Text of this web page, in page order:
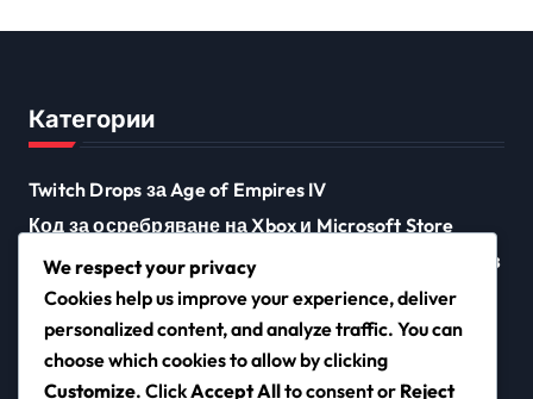
Категории
Twitch Drops за Age of Empires IV
Код за осребряване на Xbox и Microsoft Store
Награди от предизвикателствата на събитията в
Age of Empires IV
We respect your privacy
Cookies help us improve your experience, deliver
personalized content, and analyze traffic. You can
choose which cookies to allow by clicking
Customize. ClickAccept Allto consent or Reject